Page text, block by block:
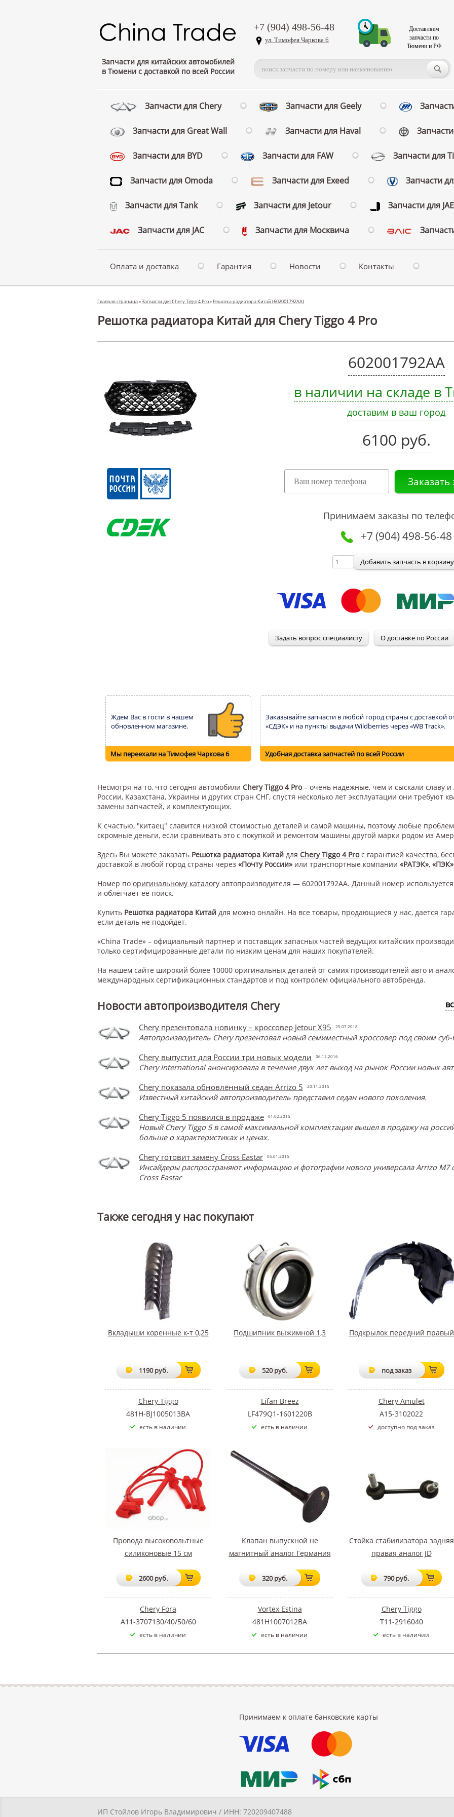
Запчасти для китайских автомобилей
в Тюмени с доставкой по всей России
+7 (904) 498-56-48
ул. Тимофея Чаркова 6
Доставляем
запчасти по
Тюмени и РФ
Запчасти для Chery Запчасти для Geely
Запчасти для Great Wall Запчасти для Haval
Запчасти для BYD Запчасти для FAW Запчасти для
Запчасти для Omoda Запчасти для Exeed Запчасти
Запчасти для Tank Запчасти для Jetour Запчасти для
Запчасти для JAC Запчасти для Москвича
Оплата и доставка Гарантия Новости Контакты
Главная страница»Запчасти для Chery Tiggo 4 Pro» Решотка радиатора Китай (602001792AA)
Решотка радиатора Китай для Chery Tiggo 4 Pro
602001792AA
в наличии на складе в
доставим в ваш город
6100 руб.
Принимаем заказы по
+7 (904) 498-56-48
Ждем Вас в гости в нашем
обновленном магазине.
Мы переехали на Тимофея Чаркова 6
Заказывайте запчасти в любой город страны с доставкой
«СДЭК» и на пункты выдачи Wildberries через «WB Track».
Удобная доставка запчастей по всей России
Несмотря на то, что сегодня автомобили Chery Tiggo 4 Pro– очень надежные, чем и сыскали славу
России, Казахстана, Украины и других стран СНГ, спустя несколько лет эксплуатации они требуют
замены запчастей, и комплектующих.
К счастью, "китаец" славится низкой стоимостью деталей и самой машины, поэтому любые
скромные деньги, если сравнивать это с покупкой и ремонтом машины другой марки родом из
Здесь Вы можете заказать Решотка радиатора Китай для Chery Tiggo 4 Proс гарантией качества,
доставкой в любой город страны через «Почту России» или транспортные компании «РАТЭК», «ПЭК»
Номер по оригинальному каталогу автопроизводителя — 602001792AA. Данный номер
и облегчает ее поиск.
Купить Решотка радиатора Китай для можно онлайн. На все товары, продающиеся у нас, дается
если деталь не подойдет.
«China Trade» – официальный партнер и поставщик запасных частей ведущих китайских
только сертифицированные детали по низким ценам для наших покупателей.
На нашем сайте широкий более 10000 оригинальных деталей от самих производителей авто и
международных сертификационных стандартов и под контролем официального автобренда.
Новости автопроизводителя Chery
Chery презентовала новинку – кроссовер Jetour X95 25.07.2018
Автопроизводитель Chery презентовал новый семиместный кроссовер под своим
Chery выпустит для России три новых модели
06.12.2016
Chery International анонсировала в течение двух лет выход на рынок России новых
Chery показала обновлённый седан Arrizo 5
20.11.2015
Известный китайский автопроизводитель представил седан нового поколения.
Chery Tiggo 5 появился в продаже
01.02.2015
Новый Chery Tiggo 5 в самой максимальной комплектации вышел в продажу на
больше о характеристиках и ценах.
Chery готовит замену Cross Eastar
05.01.2015
Инсайдеры распространяют информацию и фотографии нового универсала Arrizo M7
Cross Eastar
Также сегодня у нас покупают
Вкладыши коренные к-т 0,25
1190 руб.
Chery Tiggo
481H-BJ1005013BA
есть в наличии
Подшипник выжимной 1,3
520 руб.
Lifan Breez
LF479Q1-1601220B
есть в наличии
Подкрылок передний правый
под заказ
Chery Amulet
A15-3102022
доступно под заказ
Провода высоковольтные
силиконовые 15 см
2600 руб.
Chery Fora
A11-3707130/40/50/60
есть в наличии
Клапан выпускной не
магнитный аналог Германия
320 руб.
Vortex Estina
481H1007012BA
есть в наличии
Стойка стабилизатора задняя
правая аналог JD
790 руб.
Chery Tiggo
T11-2916040
есть в наличии
Принимаем к оплате банковские карты
ИП Стойлов Игорь Владимирович / ИНН: 720209407488